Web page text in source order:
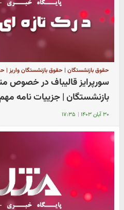
حقوق بازنشستگان | حقوق بازنشستگان واریز
سورپرایز قالیباف در خصوص
بازنشستگان | جزییات نامه
۳۰ آبان ۱۴۰۳ | ۱۷:۳۵